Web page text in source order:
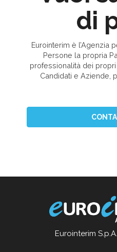
di
Eurointerim è l’Agenzia
Persone la propria
professionalità dei
Candidati e Aziende,
Eurointerim